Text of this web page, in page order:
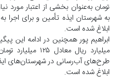
تومان به‌عنوان بخشی از اعتبار مورد
به شهرستان ایذه تأمین و برای
ابلاغ شده است.
میلیارد ریال
طرح‌های آب‌رسانی در شهرستان‌های
ابلاغ شده است.